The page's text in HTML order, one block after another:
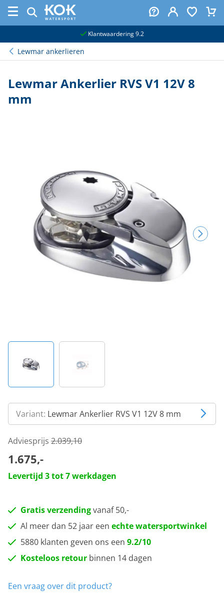
Klantwaardering 9.2
Lewmar ankerlieren
Lewmar Ankerlier RVS V1 12V 8
mm
Variant: Lewmar Ankerlier RVS V1 12V 8 mm
Adviesprijs 2.039,10
1.675,-
Levertijd 3 tot 7 werkdagen
Gratis verzendingvanaf 50,-
Al meer dan 52 jaar een echte watersportwinkel
5880 klanten geven ons een 9.2/10
Kosteloos retour binnen 14 dagen
Een vraag over dit product?